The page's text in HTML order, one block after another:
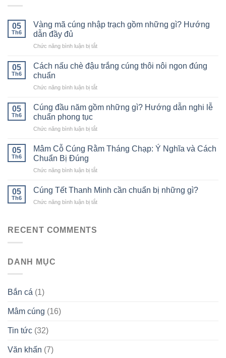
05
Th6
Vàng mã cúng nhập trạch gồm những gì? Hướng
dẫn đầy đủ
Chức năng bình luận bị tắtở
mã
trạch
những
dẫn
đủ
05
Th6
Cách nấu chè đậu trắng cúng thôi nôi ngon đúng
chuẩn
Chức năng bình luận bị tắtở
trắng
thôi
đúng
05
Th6
Cúng đầu năm gồm những gì? Hướng dẫn nghi lễ
chuẩn phong tục
Chức năng bình luận bị tắtở
những
Hướng
nghi
05
Th6
Mâm Cỗ Cúng Rằm Tháng Chạp: Ý Nghĩa và Cách
Chuẩn Bị Đúng
Chức năng bình luận bị tắtở
Cỗ
Rằm
05
Th6
Cúng Tết Thanh Minh cần chuẩn bị những gì?
Chức năng bình luận bị tắtở
RECENT COMMENTS
DANH MỤC
Bắn cá (1)
Mâm cúng (16)
Tin tức (32)
Văn khấn (7)